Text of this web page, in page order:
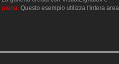
Questo esempio utilizza l'intera area